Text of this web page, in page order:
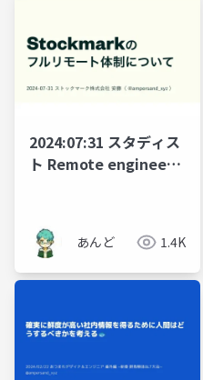
2024:07:31 スタディス
ト Remote engineer
あんど 1.4K